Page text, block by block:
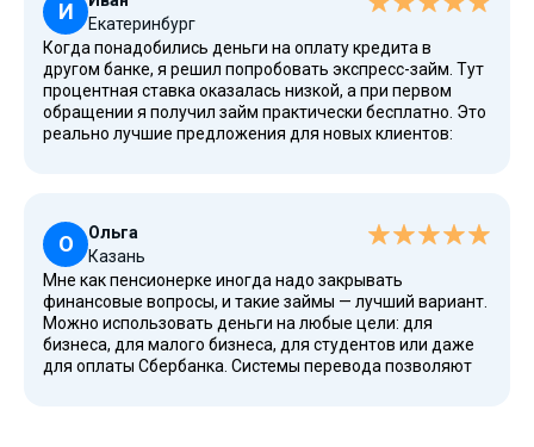
оказалось, что при использовании онлайн-сервиса всё
очень удобно.
И
Екатеринбург
Когда понадобились деньги на оплату кредита в
другом банке, я решил попробовать экспресс-займ. Тут
процентная ставка оказалась низкой, а при первом
обращении я получил займ практически бесплатно. Это
реально лучшие предложения для новых клиентов:
фиксируется в договоре займа, что придает
уверенность.
О
Ольга
Казань
Мне как пенсионерке иногда надо закрывать
финансовые вопросы, и такие займы — лучший вариант.
Можно использовать деньги на любые цели: для
бизнеса, для малого бизнеса, для студентов или даже
для оплаты Сбербанка. Системы перевода позволяют